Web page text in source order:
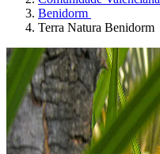
Benidorm
Terra Natura Benidorm